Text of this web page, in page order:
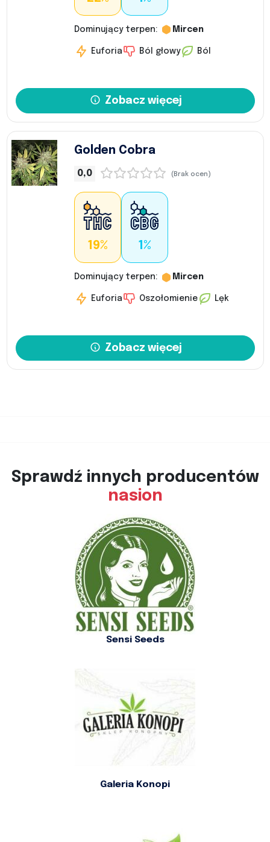
Dominujący terpen: Mircen
Euforia Ból głowy Ból
Zobacz więcej
Golden Cobra
0,0 (Brak ocen)
19% 1%
Dominujący terpen: Mircen
Euforia Oszołomienie Lęk
Zobacz więcej
Sprawdź innych producentów
nasion
Sensi Seeds
Galeria Konopi